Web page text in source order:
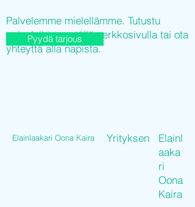
Palvelemme mielellämme. Tutustu
palveluihimme tällä verkkosivulla tai ota
yhteyttä alla napista.
Pyydä tarjous
Elainl
aaka
ri
Oona
Kaira
Elainlaakari Oona Kaira Yrityksen